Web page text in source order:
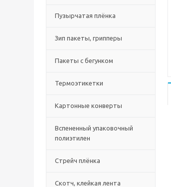
Пузырчатая плёнка
Зип пакеты, грипперы
Пакеты с бегунком
Термоэтикетки
Картонные конверты
Вспененный упаковочный
полиэтилен
Стрейч плёнка
Скотч, клейкая лента